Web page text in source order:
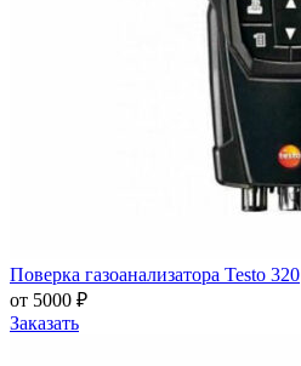
Поверка газоанализатора Testo 320
от 5000 ₽
Заказать